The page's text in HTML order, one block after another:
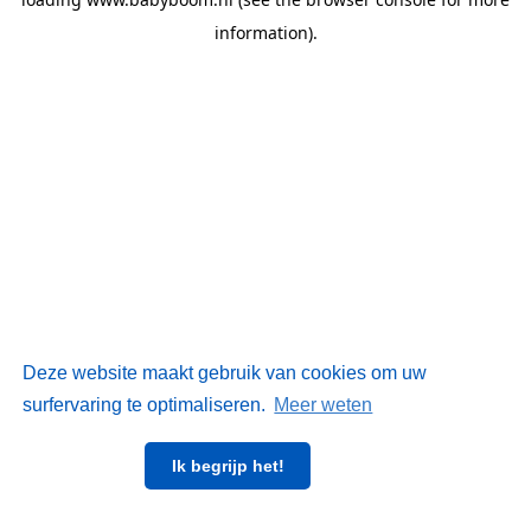
Deze website maakt gebruik van cookies om uw
surfervaring te optimaliseren. Meer weten
Ik begrijp het!
information).